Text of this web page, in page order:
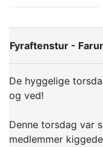
Fyraftenstur -
De hyggelige
og ved!
Denne torsdag var
medlemmer